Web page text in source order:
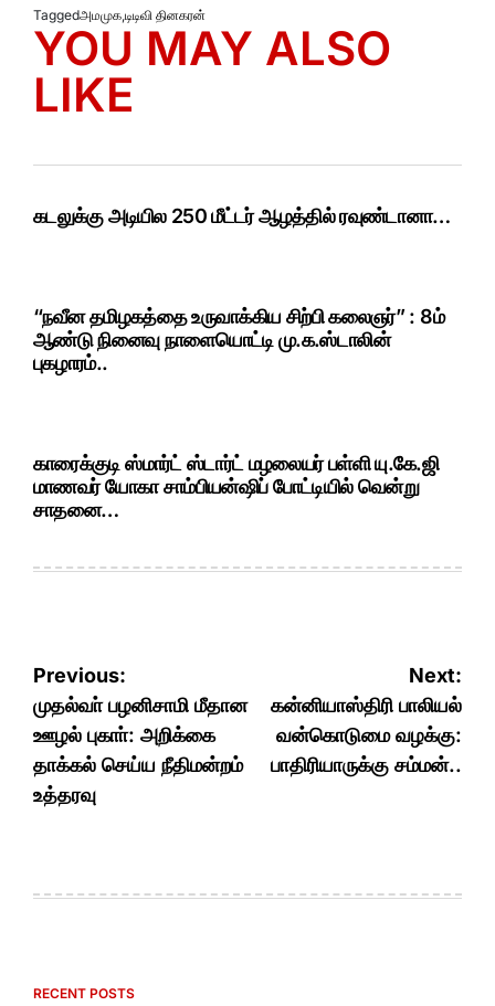
Taggedஅமமுக,டிடிவி தினகரன்
YOU MAY ALSO
LIKE
கடலுக்கு அடியில 250 மீட்டர் ஆழத்தில் ரவுண்டானா…
“நவீன தமிழகத்தை உருவாக்கிய சிற்பி கலைஞர்” : 8ம்
ஆண்டு நினைவு நாளையொட்டி மு.க.ஸ்டாலின்
புகழாரம்..
காரைக்குடி ஸ்மார்ட் ஸ்டார்ட் மழலையர் பள்ளி யு.கே.ஜி
மாணவர் யோகா சாம்பியன்ஷிப் போட்டியில் வென்று
சாதனை…
Post
navigation
Previous:
முதல்வா் பழனிசாமி மீதான
ஊழல் புகாா்: அறிக்கை
தாக்கல் செய்ய நீதிமன்றம்
உத்தரவு
Next:
கன்னியாஸ்திரி பாலியல்
வன்கொடுமை வழக்கு:
பாதிரியாருக்கு சம்மன்..
RECENT POSTS